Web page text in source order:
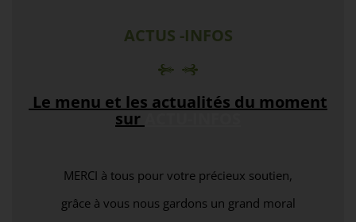
ACTUS -INFOS
Le menu et les actualités du moment
sur
MERCI à tous pour votre précieux soutien,
grâce à vous nous gardons un grand moral